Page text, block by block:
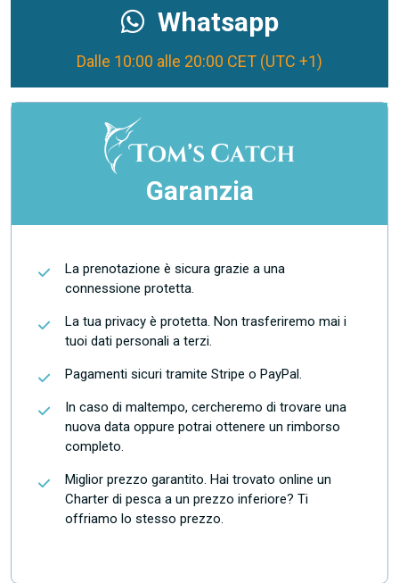
Whatsapp
Dalle 10:00 alle 20:00 CET (UTC +1)
Garanzia
La prenotazione è sicura grazie a una
connessione protetta.
La tua privacy è protetta. Non trasferiremo mai i
tuoi dati personali a terzi.
Pagamenti sicuri tramite Stripe o PayPal.
In caso di maltempo, cercheremo di trovare una
nuova data oppure potrai ottenere un rimborso
completo.
Miglior prezzo garantito. Hai trovato online un
Charter di pesca a un prezzo inferiore? Ti
offriamo lo stesso prezzo.